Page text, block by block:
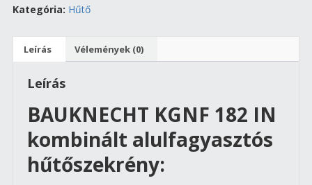
WS
hűtő,
338L.,190cm.
mennyiség
Kategória: Hűtő
Leírás Vélemények (0)
Leírás
BAUKNECHT KGNF 182 IN
kombinált alulfagyasztós
hűtőszekrény: